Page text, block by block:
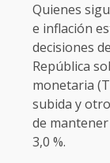
Quienes
e inflación
decisiones
República
monetaria
subida y
de
3,0 %.